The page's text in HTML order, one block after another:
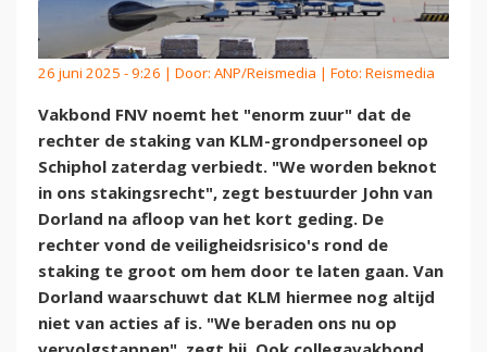
26 juni 2025 - 9:26 | Door: ANP/Reismedia | Foto: Reismedia
Vakbond FNV noemt het "enorm zuur" dat de
rechter de staking van KLM-grondpersoneel op
Schiphol zaterdag verbiedt. "We worden beknot
in ons stakingsrecht", zegt bestuurder John van
Dorland na afloop van het kort geding. De
rechter vond de veiligheidsrisico's rond de
staking te groot om hem door te laten gaan. Van
Dorland waarschuwt dat KLM hiermee nog altijd
niet van acties af is. "We beraden ons nu op